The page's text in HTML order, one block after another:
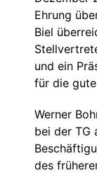
Ehrung
Biel
und ein
für die
Werner
bei der TG
des